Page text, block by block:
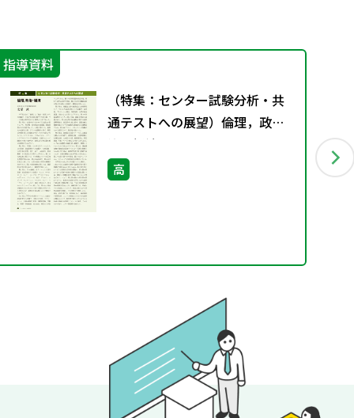
指導資料
（特集：センター試験分析・共
通テストへの展望）倫理，政
治・経済
高